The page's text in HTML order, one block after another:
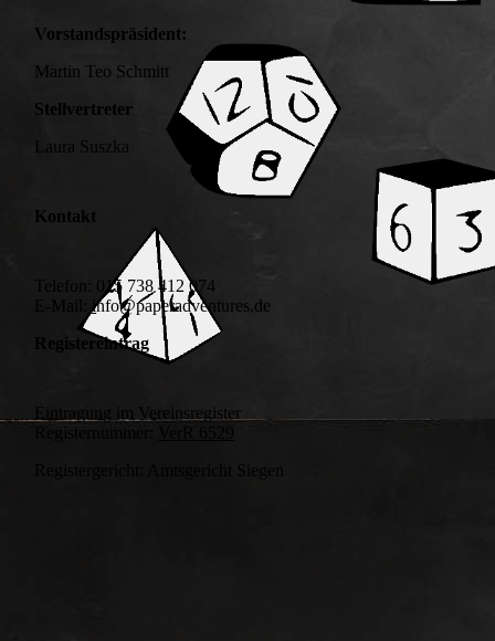
Vorstandspräsident:
Martin Teo Schmitt
Stellvertreter
Laura Suszka
Kontakt
Telefon: 015 738 412 074
info@paperadventures.de
Registereintrag
Eintragung im Vereinsregister
Registernummer:
Registergericht: Amtsgericht Siegen